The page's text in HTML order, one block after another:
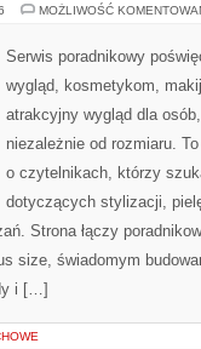
MOŻLIWOŚĆ
Serwis poradnikowy
wygląd, kosmetykom,
atrakcyjny wygląd dla
niezależnie od rozmiaru.
o czytelnikach, którzy
dotyczących stylizacji,
Strona łączy
size, świadomym
i […]